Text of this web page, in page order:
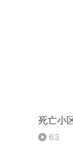
死亡小
63